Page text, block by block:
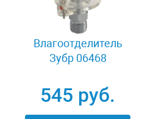
Влагоотделитель
Зубр 06468
545 руб.